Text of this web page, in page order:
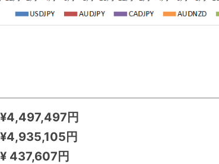
円
円
437,607円